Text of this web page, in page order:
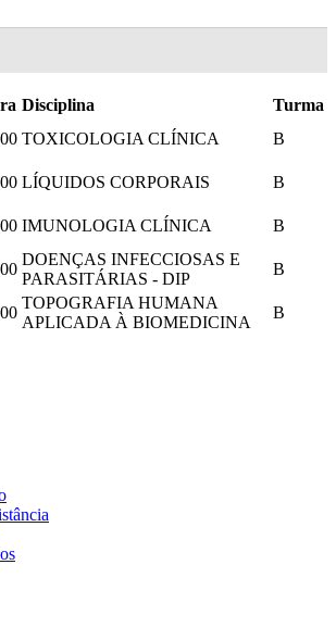
Disciplina
Turma
TOXICOLOGIA CLÍNICA
B
LÍQUIDOS CORPORAIS
B
IMUNOLOGIA CLÍNICA
B
DOENÇAS INFECCIOSAS E
PARASITÁRIAS - DIP
B
TOPOGRAFIA HUMANA
APLICADA À BIOMEDICINA
B